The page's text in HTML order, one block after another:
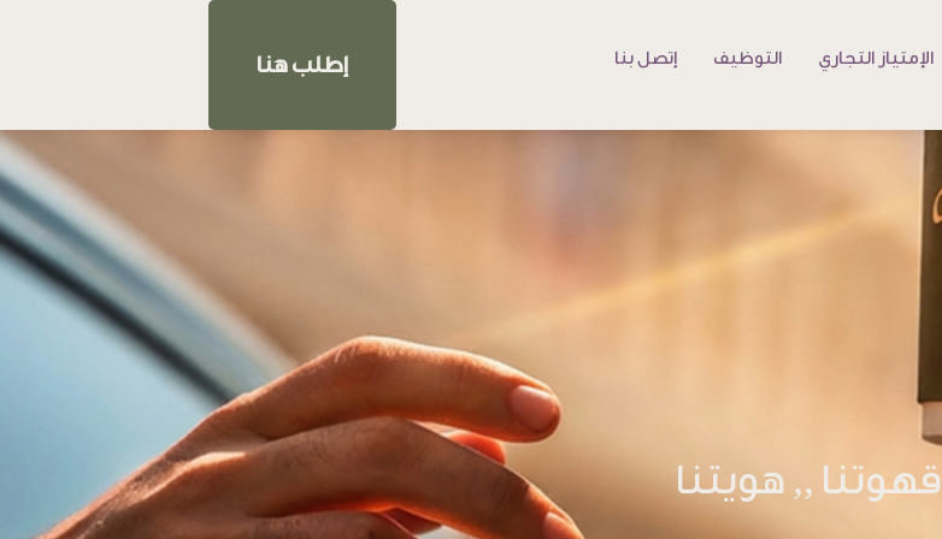
الإمتياز التجاري التوظيف إتصل بنا إطلب هنا
قهوتنا ,, هويتنا